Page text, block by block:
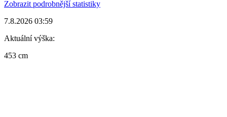
Zobrazit podrobnější statistiky
7.8.2026 03:59
Aktuální výška:
453 cm